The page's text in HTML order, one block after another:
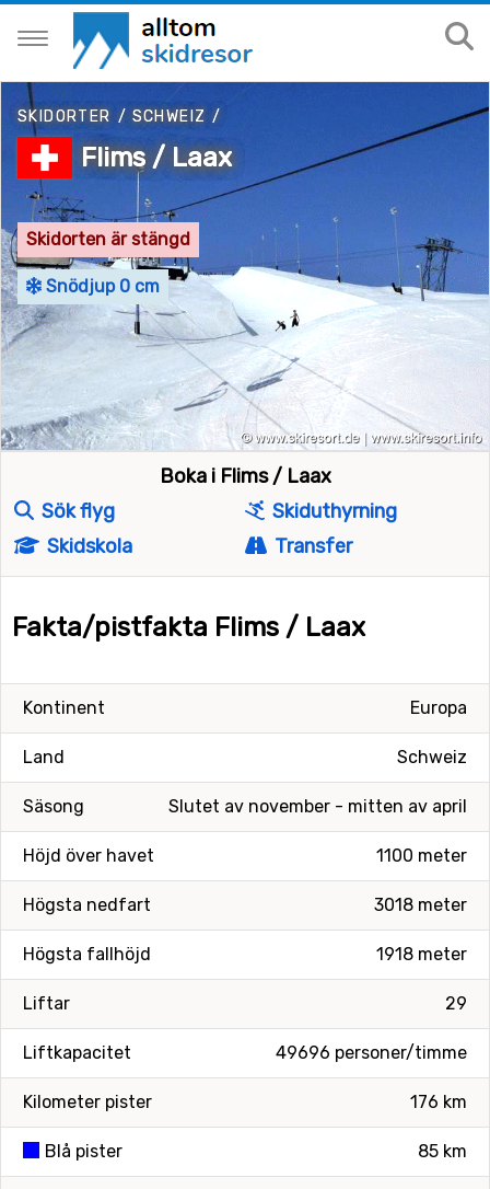
SKIDORTER / SCHWEIZ /
Flims / Laax
Skidorten är stängd
Snödjup 0 cm
Boka i Flims / Laax
Sök flyg
Skiduthyrning
Skidskola
Transfer
Fakta/pistfakta Flims / Laax
Europa
Kontinent
Schweiz
Land
Slutet av november - mitten av april
Säsong
1100 meter
Höjd över havet
3018 meter
Högsta nedfart
1918 meter
Högsta fallhöjd
29
Liftar
49696 personer/timme
Liftkapacitet
176 km
Kilometer pister
85 km
Blå pister